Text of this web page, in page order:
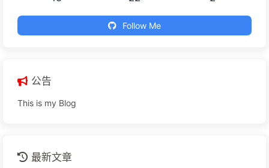
Follow Me
公告
This is my Blog
最新文章